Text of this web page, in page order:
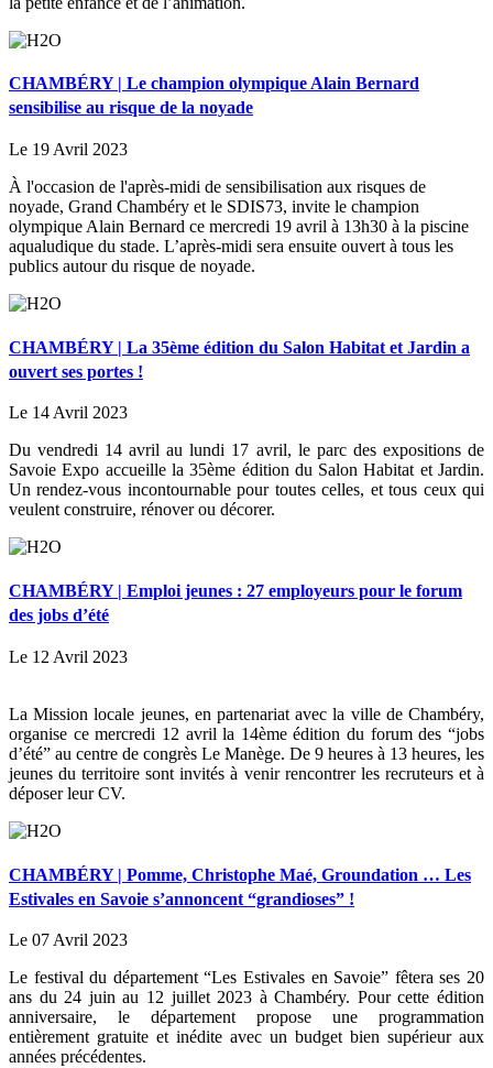
CHAMBÉRY | Le champion olympique Alain Bernard
sensibilise au risque de la noyade
Le 19 Avril 2023
À l'occasion de l'après-midi de sensibilisation aux risques de
noyade, Grand Chambéry et le SDIS73, invite le champion
olympique Alain Bernard ce mercredi 19 avril à 13h30 à la piscine
aqualudique du stade. L’après-midi sera ensuite ouvert à tous les
publics autour du risque de noyade.
CHAMBÉRY | La 35ème édition du Salon Habitat et Jardin a
ouvert ses portes !
Le 14 Avril 2023
Du vendredi 14 avril au lundi 17 avril, le parc des expositions de
Savoie Expo accueille la 35ème édition du Salon Habitat et Jardin.
Un rendez-vous incontournable pour toutes celles, et tous ceux qui
veulent construire, rénover ou décorer.
CHAMBÉRY | Emploi jeunes : 27 employeurs pour le forum
des jobs d’été
Le 12 Avril 2023
La Mission locale jeunes, en partenariat avec la ville de Chambéry,
organise ce mercredi 12 avril la 14ème édition du forum des “jobs
d’été” au centre de congrès Le Manège. De 9 heures à 13 heures, les
jeunes du territoire sont invités à venir rencontrer les recruteurs et à
déposer leur CV.
CHAMBÉRY | Pomme, Christophe Maé, Groundation … Les
Estivales en Savoie s’annoncent “grandioses” !
Le 07 Avril 2023
Le festival du département “Les Estivales en Savoie” fêtera ses 20
ans du 24 juin au 12 juillet 2023 à Chambéry. Pour cette édition
anniversaire, le département propose une programmation
entièrement gratuite et inédite avec un budget bien supérieur aux
années précédentes.